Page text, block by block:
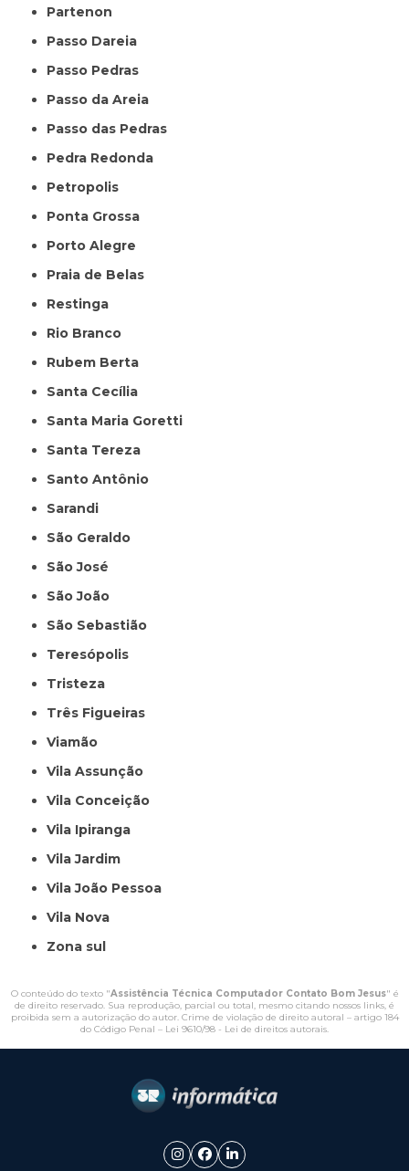
Partenon
Passo Dareia
Passo Pedras
Passo da Areia
Passo das Pedras
Pedra Redonda
Petropolis
Ponta Grossa
Porto Alegre
Praia de Belas
Restinga
Rio Branco
Rubem Berta
Santa Cecília
Santa Maria Goretti
Santa Tereza
Santo Antônio
Sarandi
São Geraldo
São José
São João
São Sebastião
Teresópolis
Tristeza
Três Figueiras
Viamão
Vila Assunção
Vila Conceição
Vila Ipiranga
Vila Jardim
Vila João Pessoa
Vila Nova
Zona sul
O conteúdo do texto "Assistência Técnica Computador Contato Bom Jesus" é
de direito reservado. Sua reprodução, parcial ou total, mesmo citando nossos links, é
proibida sem a autorização do autor. Crime de violação de direito autoral – artigo 184
do Código Penal – Lei 9610/98 - Lei de direitos autorais.